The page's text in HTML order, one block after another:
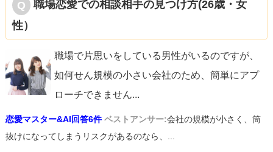
職場恋愛での相談相手の見つけ方(26歳・女
性）
職場で片思いをしている男性がいるのですが、
如何せん規模の小さい会社のため、簡単にアプ
ローチできません...
恋愛マスター&AI回答6件 ベストアンサー:会社の規模が小さく、筒
抜けになってしまうリスクがあるのなら、...